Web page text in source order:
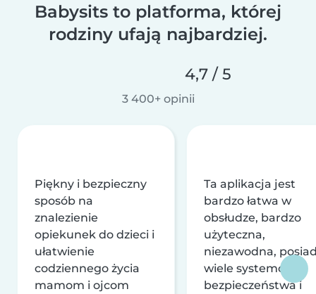
Babysits to platforma, której
rodziny ufają najbardziej.
4,7 / 5
3 400+ opinii
Piękny i bezpieczny
sposób na
znalezienie
opiekunek do dzieci i
ułatwienie
codziennego życia
mamom i ojcom
Ta aplikacja jest
bardzo łatwa w
obsłudze, bardzo
użyteczna,
niezawodna,
wiele systemów
bezpieczeństwa i